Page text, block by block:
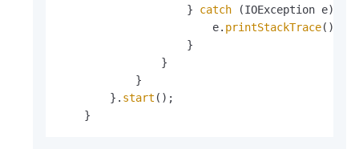
                    }
catch (IOException e) {
                        e.
printStackTrace();
                    }
                }
            }
        }.
start ();
    }